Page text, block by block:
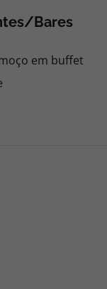
Bares
em buffet